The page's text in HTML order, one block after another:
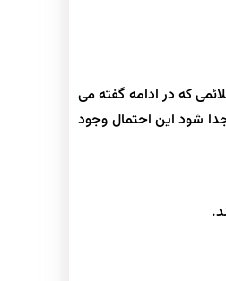
که در ادامه گفته می
شود این احتمال وجود